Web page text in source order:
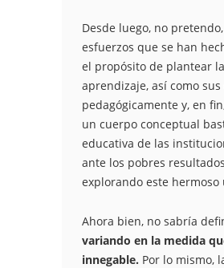
Desde luego, no
esfuerzos que se han
el propósito de plantear
aprendizaje, así como
pedagógicamente y, en
un cuerpo conceptual
educativa de las
ante los pobres
explorando este
Ahora bien, no sabría
variando en la medida
innegable. Por lo mismo,